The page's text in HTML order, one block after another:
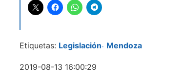
Etiquetas: Legislación- Mendoza
2019-08-13 16:00:29